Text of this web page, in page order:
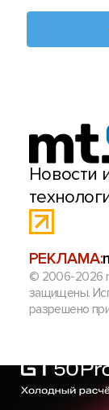
Новости
РЕКЛАМА:
© 2006-2026
защищены.
разрешено